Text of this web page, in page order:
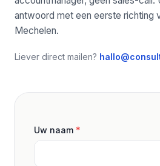
antwoord met een eerste richting
Mechelen.
Liever direct mailen?
Uw naam *